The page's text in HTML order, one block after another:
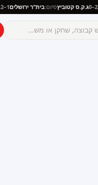
2–0 ג.ק.ס קטוביץסיום:בית"ר ירושלים1–2